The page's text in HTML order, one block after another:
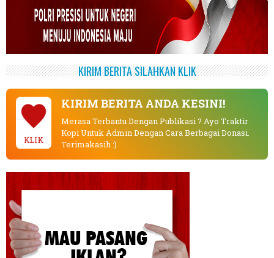
KIRIM BERITA SILAHKAN KLIK
KLIK
KIRIM BERITA ANDA KESINI!
Merasa Terbantu Dengan Publikasi ? Ayo Traktir
Kopi Untuk Admin Dengan Cara Berbagai Donasi.
Terimakasih :)